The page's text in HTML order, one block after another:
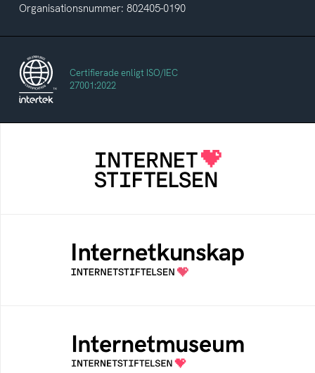
Organisationsnummer: 802405-0190
Certifierade enligt ISO/IEC
27001:2022
Internetstiftelsen verkar för ett internet som
bidrar positivt till människan och samhället
Samlad kunskap som hjälper dig att bli en
säker och medveten internetanvändare
Ett digitalt museum som byggts, och kureras
av Internetstiftelsen